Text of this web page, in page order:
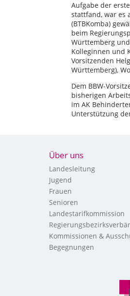
Aufgabe der
stattfand, war es
(BTBKomba)
beim
Württemberg
Kolleginnen und
Vorsitzenden
Württemberg),
Dem BBW-
bisherigen
im AK
Unterstützung
Über uns
Landesleitung
Jugend
Frauen
Senioren
Landestarifkommission
Kommissionen &
Begegnungen